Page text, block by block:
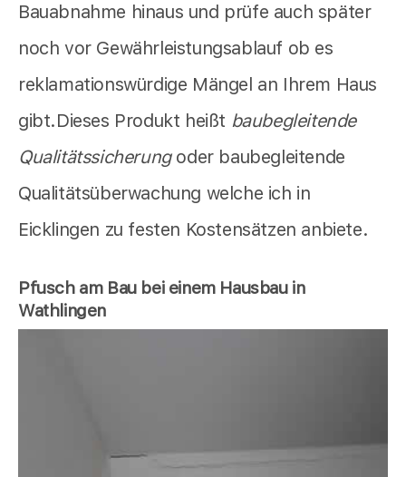
Bauabnahme hinaus und prüfe auch später
noch vor Gewährleistungsablauf ob es
reklamationswürdige Mängel an Ihrem Haus
gibt.Dieses Produkt heißt baubegleitende
Qualitätssicherung oder baubegleitende
Qualitätsüberwachung welche ich in
Eicklingen zu festen Kostensätzen anbiete.
Pfusch am Bau bei einem Hausbau in
Wathlingen